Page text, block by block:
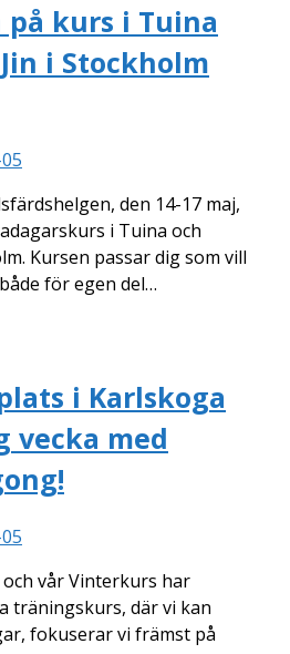
kurs i Tuina
i Stockholm
den 14-17 maj,
i Tuina och
Kursen passar dig som vill
för egen del…
i Karlskoga
vecka med
vår Vinterkurs har
träningskurs, där vi kan
fokuserar vi främst på